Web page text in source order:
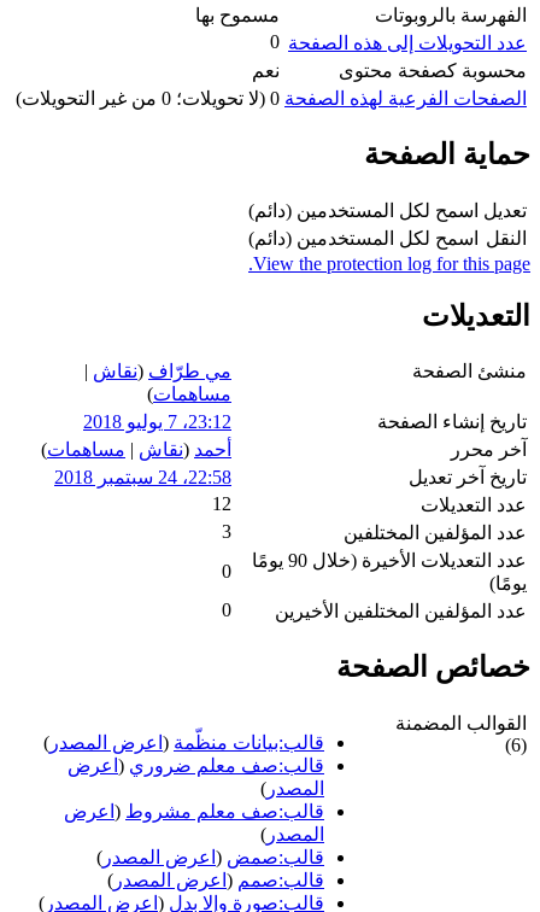
الفهرسة بالروبوتات
مسموح بها
عدد التحويلات إلى هذه الصفحة 0
محسوبة كصفحة محتوى
نعم
الصفحات الفرعية لهذه الصفحة 0 (لا تحويلات؛ 0 من غير التحويلات)
حماية الصفحة
تعديل اسمح لكل المستخدمين (دائم)
النقل
اسمح لكل المستخدمين (دائم)
View the protection log for this page.
التعديلات
منشئ الصفحة مي طرّاف (نقاش |
مساهمات)
تاريخ إنشاء الصفحة
23:12، 7 يوليو 2018
آخر محرر
أحمد (نقاش | مساهمات)
تاريخ آخر تعديل
22:58، 24 سبتمبر 2018
عدد التعديلات
12
عدد المؤلفين المختلفين
3
عدد التعديلات الأخيرة (خلال 90 يومًا
يومًا)
0
عدد المؤلفين المختلفين الأخيرين
0
خصائص الصفحة
القوالب المضمنة
(6)
قالب:بيانات منظّمة ( اعرض المصدر )
قالب:صف معلم ضروري ( اعرض
المصدر )
قالب:صف معلم مشروط ( اعرض
المصدر )
قالب:صمض ( اعرض المصدر )
قالب:صمم ( اعرض المصدر )
قالب:صورة وإلا بدل ( اعرض المصدر )